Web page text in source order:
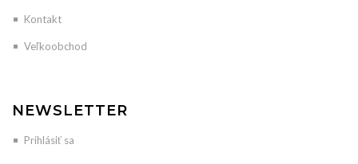
Kontakt
Veľkoobchod
NEWSLETTER
Prihlásiť sa